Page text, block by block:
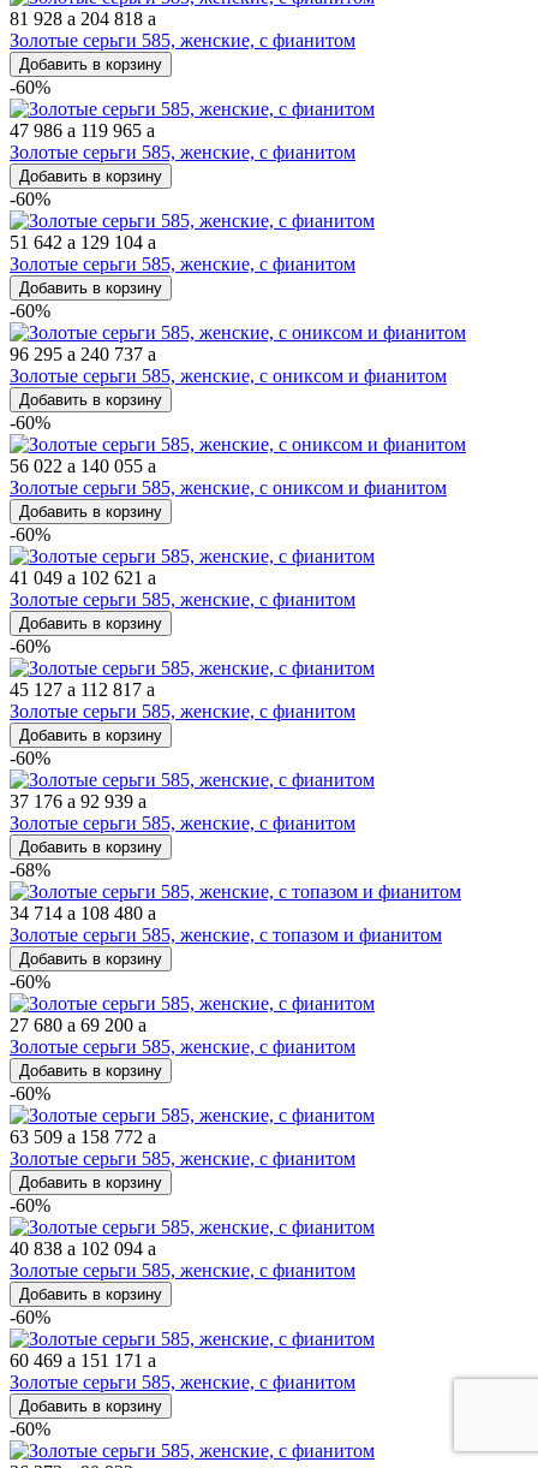
81 928 a 204 818 a
Золотые серьги 585, женские, с фианитом
Добавить в корзину
-60%
47 986 a 119 965 a
Золотые серьги 585, женские, с фианитом
Добавить в корзину
-60%
51 642 a 129 104 a
Золотые серьги 585, женские, с фианитом
Добавить в корзину
-60%
96 295 a 240 737 a
Золотые серьги 585, женские, с ониксом и фианитом
Добавить в корзину
-60%
56 022 a 140 055 a
Золотые серьги 585, женские, с ониксом и фианитом
Добавить в корзину
-60%
41 049 a 102 621 a
Золотые серьги 585, женские, с фианитом
Добавить в корзину
-60%
45 127 a 112 817 a
Золотые серьги 585, женские, с фианитом
Добавить в корзину
-60%
37 176 a 92 939 a
Золотые серьги 585, женские, с фианитом
Добавить в корзину
-68%
34 714 a 108 480 a
Золотые серьги 585, женские, с топазом и фианитом
Добавить в корзину
-60%
27 680 a 69 200 a
Золотые серьги 585, женские, с фианитом
Добавить в корзину
-60%
63 509 a 158 772 a
Золотые серьги 585, женские, с фианитом
Добавить в корзину
-60%
40 838 a 102 094 a
Золотые серьги 585, женские, с фианитом
Добавить в корзину
-60%
60 469 a 151 171 a
Золотые серьги 585, женские, с фианитом
Добавить в корзину
-60%